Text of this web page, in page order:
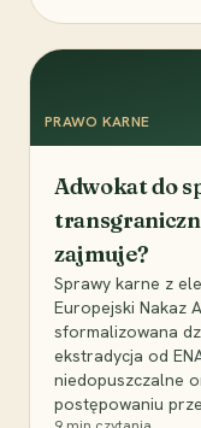
PRAWO KARNE
Adwokat do
zajmuje?
Sprawy karne z
Europejski Nakaz
sformalizowana
ekstradycja od
niedopuszczalne
postępowaniu